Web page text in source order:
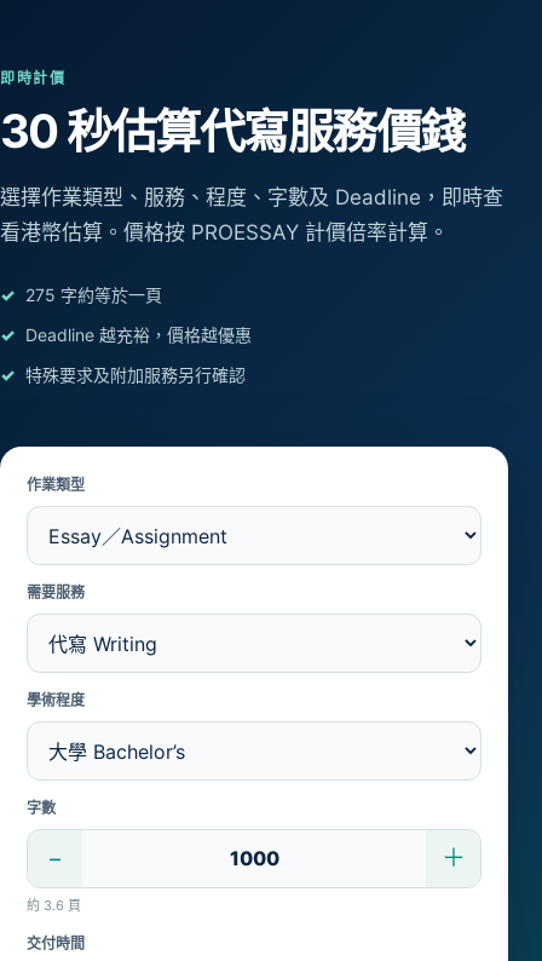
即時計價
30 秒估算代寫服務價錢
選擇作業類型、服務、程度、字數及 Deadline，即時查
看港幣估算。價格按 PROESSAY 計價倍率計算。
275 字約等於一頁
Deadline 越充裕，價格越優惠
特殊要求及附加服務另行確認
作業類型
需要服務
學術程度
字數
− ＋
約 3.6 頁
交付時間